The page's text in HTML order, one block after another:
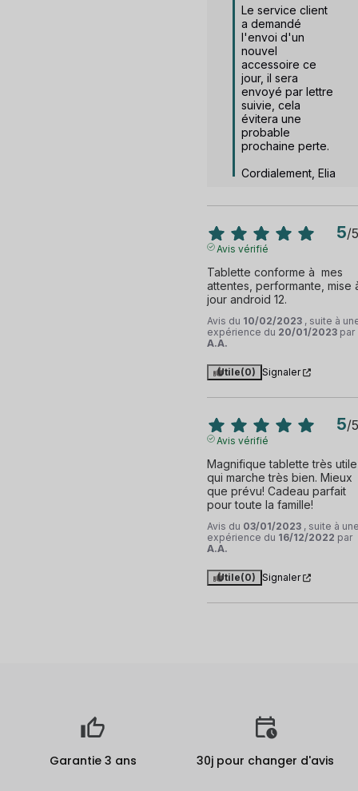
Le service client
a demandé
l'envoi d'un
nouvel
accessoire ce
jour, il sera
envoyé par lettre
suivie, cela
évitera une
probable
prochaine perte.
Cordialement, Elia
5/5
Avis vérifié
Tablette conforme à  mes
attentes, performante, mise
jour android 12.
Avis du 10/02/2023 , suite à
expérience du 20/01/2023 par
A.A.
Utile(0) Signaler
5/5
Avis vérifié
Magnifique tablette très
qui marche très bien. Mieux
que prévu! Cadeau parfait
pour toute la famille!
Avis du 03/01/2023 , suite à
expérience du 16/12/2022 par
A.A.
Utile(0) Signaler
Garantie 3 ans 30j pour changer d'avis